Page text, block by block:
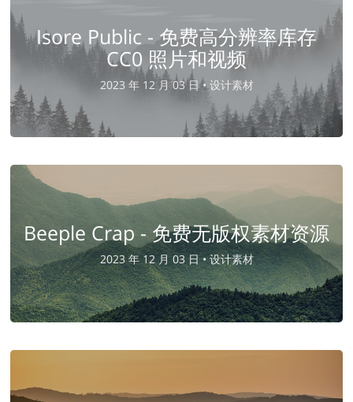
Isore Public - 免费高分辨率库存
CC0 照片和视频
2023 年 12 月 03 日 •设计素材
Beeple Crap - 免费无版权素材资源
2023 年 12 月 03 日 •设计素材